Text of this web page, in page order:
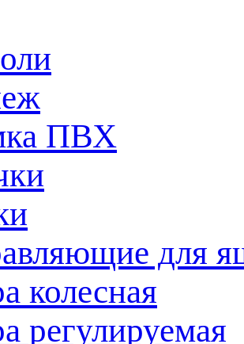
ПВХ
для
колесная
регулируемая